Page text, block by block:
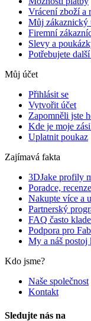
Vrácení zboží a
Můj zákaznický
Firemní
Slevy a
Potřebujete
Můj účet
Přihlásit se
Vytvořit účet
Zapomněli jste
Kde je moje
Uplatnit poukaz
Zajímavá fakta
3DJake profily
Poradce,
Nakupte více a
Partnerský
FAQ často
Podpora pro
My a náš
Kdo jsme?
Naše společnost
Kontakt
Sledujte nás na